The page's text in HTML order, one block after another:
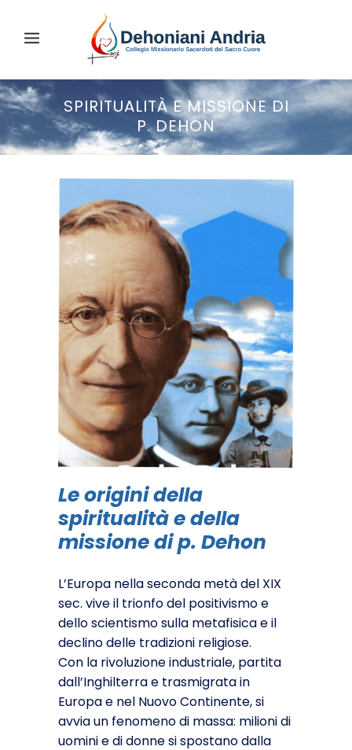
SPIRITUALITÀ E MISSIONE DI
P. DEHON
Le origini della
spiritualità e della
missione di p. Dehon
L’Europa nella seconda metà del XIX
sec. vive il trionfo del positivismo e
dello scientismo sulla metafisica e il
declino delle tradizioni religiose.
Con la rivoluzione industriale, partita
dall’Inghilterra e trasmigrata in
Europa e nel Nuovo Continente, si
avvia un fenomeno di massa: milioni di
uomini e di donne si spostano dalla